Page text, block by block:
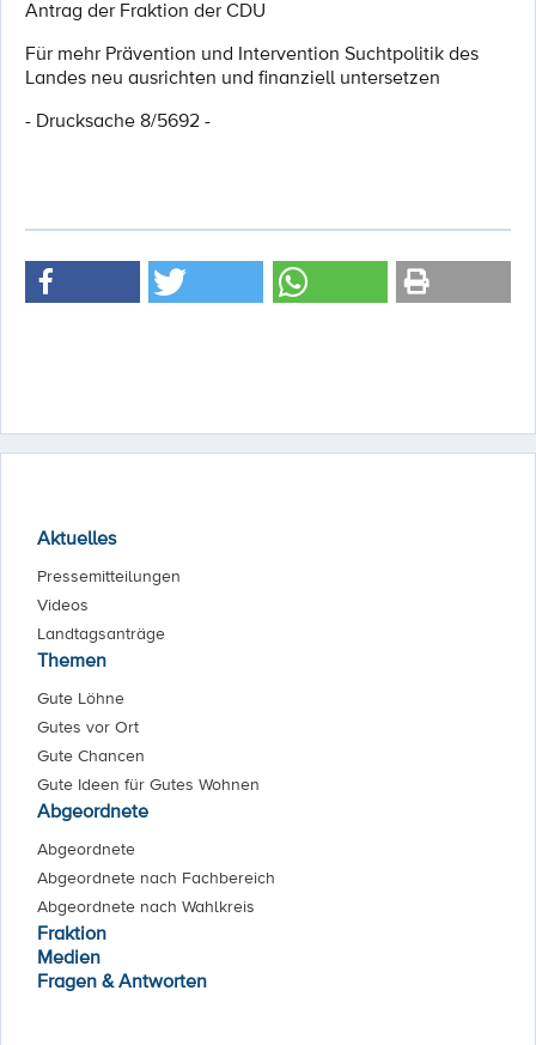
Antrag der Fraktion der CDU
Für mehr Prävention und Intervention Suchtpolitik des
Landes neu ausrichten und finanziell untersetzen
- Drucksache 8/5692 -
Aktuelles
Pressemitteilungen
Videos
Landtagsanträge
Themen
Gute Löhne
Gutes vor Ort
Gute Chancen
Gute Ideen für Gutes Wohnen
Abgeordnete
Abgeordnete
Abgeordnete nach Fachbereich
Abgeordnete nach Wahlkreis
Fraktion
Medien
Fragen & Antworten